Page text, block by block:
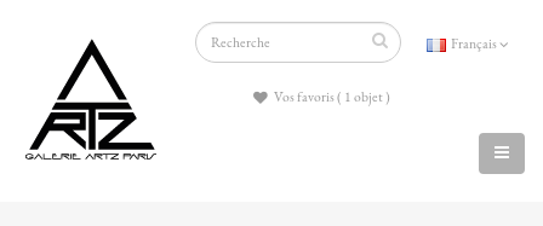
Français
Vos favoris ( 1 objet )